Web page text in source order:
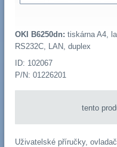
OKI B6250dn: tiskárna A4,
RS232C, LAN, duplex
ID: 102067
P/N: 01226201
tento
Uživatelské příručky,